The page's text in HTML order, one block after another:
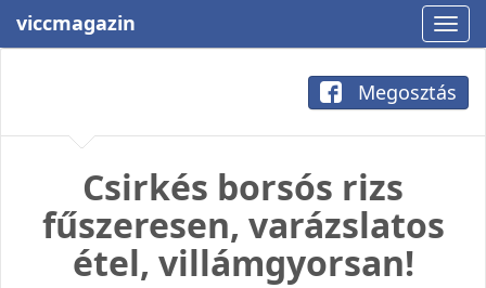
viccmagazin
Megosztás
Csirkés borsós rizs
fűszeresen, varázslatos
étel, villámgyorsan!